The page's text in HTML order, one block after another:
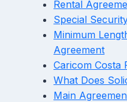
Rental
Special
Minimum
Agreement
Caricom Costa
What Does
Main